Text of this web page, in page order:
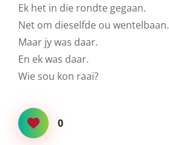
Ek het in die rondte gegaan.
Net om dieselfde ou wentelbaan.
Maar jy was daar.
En ek was daar.
Wie sou kon raai?
0